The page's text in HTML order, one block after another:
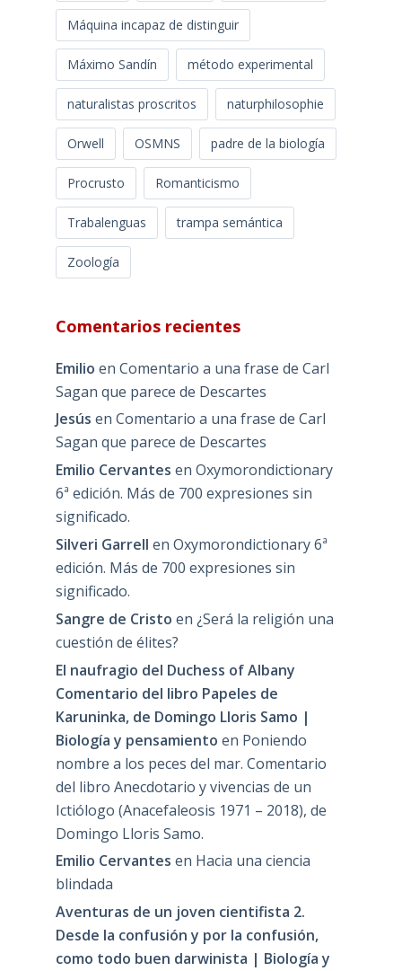
Máquina incapaz de distinguir
Máximo Sandín método experimental
naturalistas proscritos naturphilosophie
Orwell OSMNS padre de la biología
Procrusto Romanticismo
Trabalenguas trampa semántica
Zoología
Comentarios recientes
Emilio en Comentario a una frase de Carl
Sagan que parece de Descartes
Jesús en Comentario a una frase de Carl
Sagan que parece de Descartes
Emilio Cervantes en Oxymorondictionary
6ª edición. Más de 700 expresiones sin
significado.
Silveri Garrell en Oxymorondictionary 6ª
edición. Más de 700 expresiones sin
significado.
Sangre de Cristo en ¿Será la religión una
cuestión de élites?
El naufragio del Duchess of Albany
Comentario del libro Papeles de
Karuninka, de Domingo Lloris Samo |
Biología y pensamiento en Poniendo
nombre a los peces del mar. Comentario
del libro Anecdotario y vivencias de un
Ictiólogo (Anacefaleosis 1971 – 2018), de
Domingo Lloris Samo.
Emilio Cervantes en Hacia una ciencia
blindada
Aventuras de un joven cientifista 2.
Desde la confusión y por la confusión,
como todo buen darwinista | Biología y